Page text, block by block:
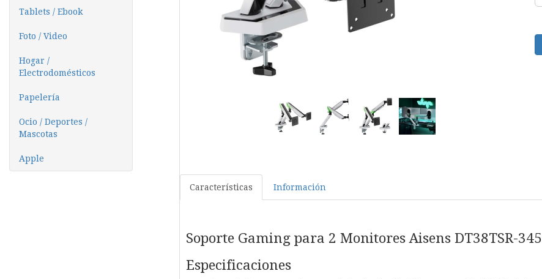
Tablets / Ebook
Foto / Video
Hogar /
Electrodomésticos
Papelería
Ocio / Deportes /
Mascotas
Apple
Características Información
Soporte Gaming para 2 Monitores Aisens DT38TSR-345
Especificaciones